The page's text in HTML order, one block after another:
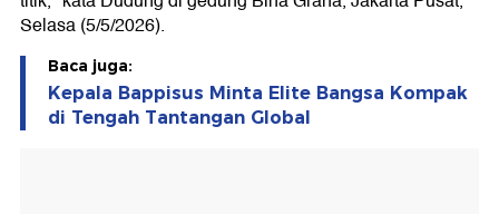
Selasa (5/5/2026).
Baca juga:
Kepala Bappisus Minta Elite Bangsa Kompak
di Tengah Tantangan Global